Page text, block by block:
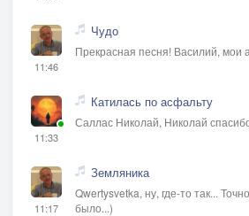
11:46
Чудо
Прекрасная песня! Василий, мои
11:33
Катилась по асфальту
Саллас Николай, Николай
11:17
Земляника
Qwertysvetka, ну, где-то так...
было...)